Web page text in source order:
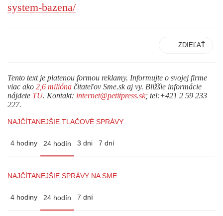
system-bazena/
ZDIEĽAŤ
Tento text je platenou formou reklamy. Informujte o svojej firme
viac ako 2,6 milióna čitateľov Sme.sk aj vy. Bližšie informácie
nájdete TU. Kontakt: internet@petitpress.sk; tel:+421 2 59 233
227.
NAJČÍTANEJŠIE TLAČOVÉ SPRÁVY
4 hodiny 24 hodín 3 dni 7 dní
NAJČÍTANEJŠIE SPRÁVY NA SME
4 hodiny 24 hodín 7 dní